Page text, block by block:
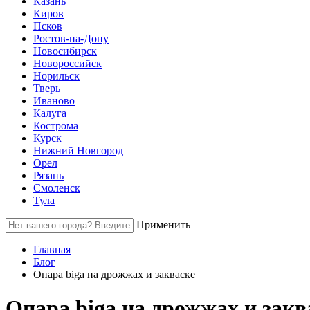
Киров
Псков
Ростов-на-Дону
Новосибирск
Новороссийск
Норильск
Тверь
Иваново
Калуга
Кострома
Курск
Нижний Новгород
Орел
Рязань
Смоленск
Тула
Применить
Главная
Блог
Опара biga на дрожжах и закваске